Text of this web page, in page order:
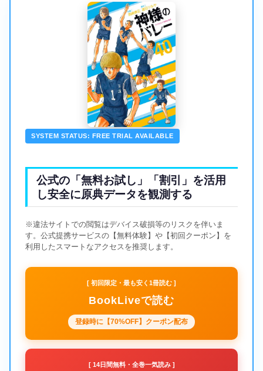
SYSTEM STATUS: FREE TRIAL AVAILABLE
公式の「無料お試し」「割引」を活用
し安全に原典データを観測する
※違法サイトでの閲覧はデバイス破損等のリスクを伴いま
す。公式提携サービスの【無料体験】や【初回クーポン】を
利用したスマートなアクセスを推奨します。
[ 初回限定・最も安く1冊読む ]
BookLiveで読む
登録時に【70%OFF】クーポン配布
[ 14日間無料・全巻一気読み ]